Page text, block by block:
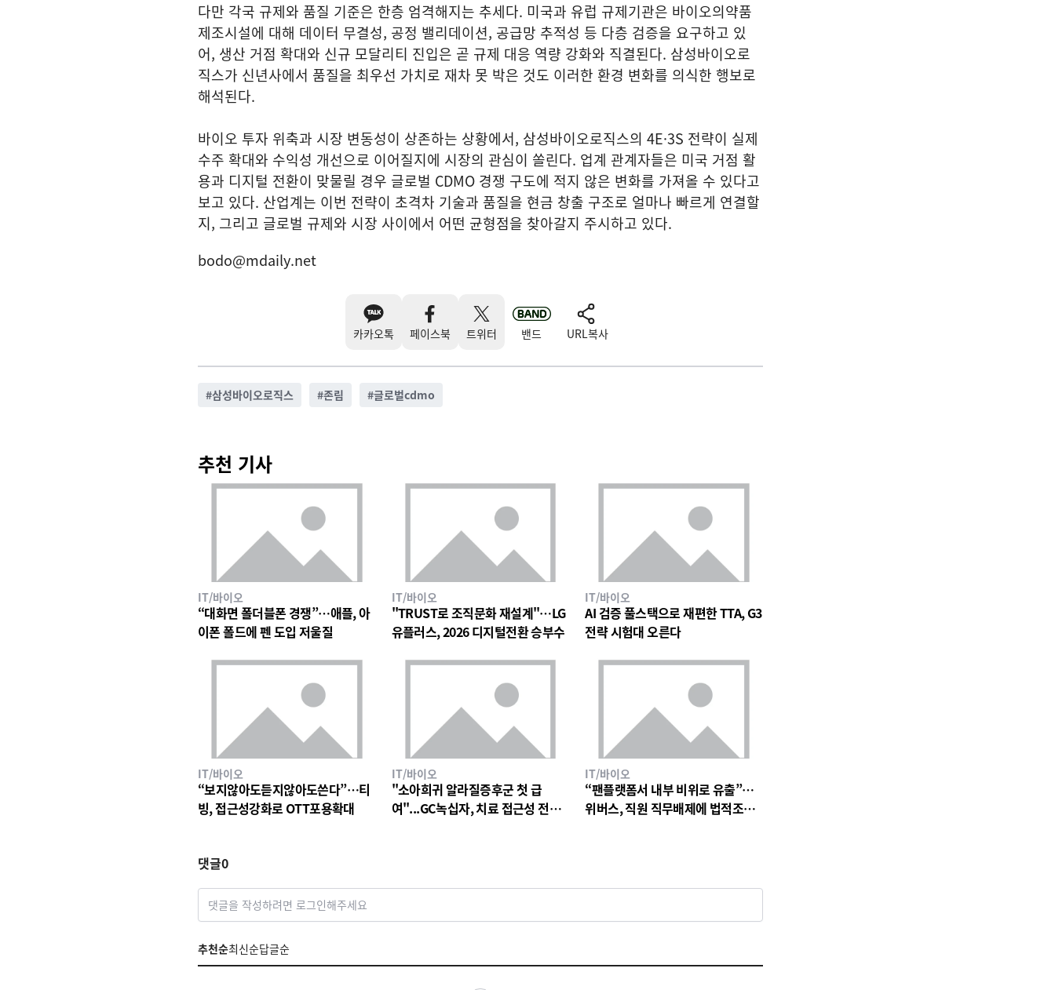
다만 각국 규제와 품질 기준은 한층 엄격해지는 추세다. 미국과 유럽 규제기관은 바이오의약품
제조시설에 대해 데이터 무결성, 공정 밸리데이션, 공급망 추적성 등 다층 검증을 요구하고 있
어, 생산 거점 확대와 신규 모달리티 진입은 곧 규제 대응 역량 강화와 직결된다. 삼성바이오로
직스가 신년사에서 품질을 최우선 가치로 재차 못 박은 것도 이러한 환경 변화를 의식한 행보로
해석된다.
바이오 투자 위축과 시장 변동성이 상존하는 상황에서, 삼성바이오로직스의 4E·3S 전략이 실제
수주 확대와 수익성 개선으로 이어질지에 시장의 관심이 쏠린다. 업계 관계자들은 미국 거점 활
용과 디지털 전환이 맞물릴 경우 글로벌 CDMO 경쟁 구도에 적지 않은 변화를 가져올 수 있다고
보고 있다. 산업계는 이번 전략이 초격차 기술과 품질을 현금 창출 구조로 얼마나 빠르게 연결할
지, 그리고 글로벌 규제와 시장 사이에서 어떤 균형점을 찾아갈지 주시하고 있다.
bodo@mdaily.net
카카오톡 페이스북 트위터 밴드 URL복사
#삼성바이오로직스 #존림 #글로벌cdmo
추천 기사
IT/바이오
“대화면 폴더블폰 경쟁”…애플, 아
이폰 폴드에 펜 도입 저울질
IT/바이오
"TRUST로 조직문화 재설계"…LG
유플러스, 2026 디지털전환 승부수
IT/바이오
AI 검증 풀스택으로 재편한 TTA, G3
전략 시험대 오른다
IT/바이오
“보지않아도듣지않아도쓴다”…티
빙, 접근성강화로 OTT포용확대
IT/바이오
"소아희귀 알라질증후군 첫 급
여"...GC녹십자, 치료 접근성 전환
IT/바이오
“팬플랫폼서 내부 비위로 유출”…
위버스, 직원 직무배제에 법적조치
댓글0
댓글을 작성하려면 로그인해주세요
추천순최신순답글순